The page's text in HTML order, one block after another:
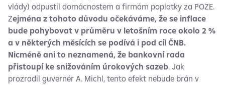
vlády) odpustil domácnostem a firmám poplatky za POZE.
Zejména z tohoto důvodu očekáváme, že se inflace
bude pohybovat v průměru v letošním roce okolo 2 %
a v některých měsících se podívá i pod cíl ČNB.
Nicméně ani to neznamená, že bankovní rada
přistoupí ke snižováním úrokových sazeb. Jak
prozradil guvernér A. Michl, tento efekt nebude brán v